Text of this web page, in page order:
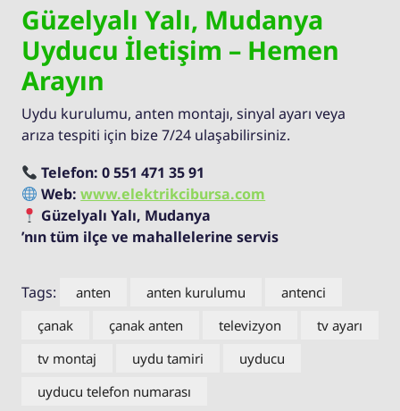
Güzelyalı Yalı, Mudanya
Uyducu İletişim – Hemen
Arayın
Uydu kurulumu, anten montajı, sinyal ayarı veya
arıza tespiti için bize 7/24 ulaşabilirsiniz.
Telefon: 0 551 471 35 91
Web: www.elektrikcibursa.com
Güzelyalı Yalı, Mudanya
’nın tüm ilçe ve mahallelerine servis
Tags: anten anten kurulumu
antenci
çanak
çanak anten televizyon
tv ayarı
tv montaj
uydu tamiri
uyducu
uyducu telefon numarası